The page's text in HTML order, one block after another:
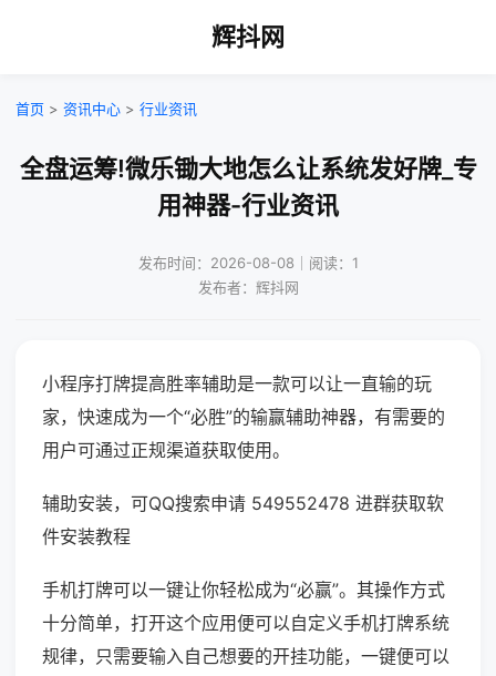
辉抖网
首页 > 资讯中心 > 行业资讯
全盘运筹!微乐锄大地怎么让系统发好牌_专
用神器-行业资讯
发布时间：2026-08-08｜阅读：1
发布者：辉抖网
小程序打牌提高胜率辅助是一款可以让一直输的玩
家，快速成为一个“必胜”的输赢辅助神器，有需要的
用户可通过正规渠道获取使用。
辅助安装，可QQ搜索申请 549552478 进群获取软
件安装教程
手机打牌可以一键让你轻松成为“必赢”。其操作方式
十分简单，打开这个应用便可以自定义手机打牌系统
规律，只需要输入自己想要的开挂功能，一键便可以